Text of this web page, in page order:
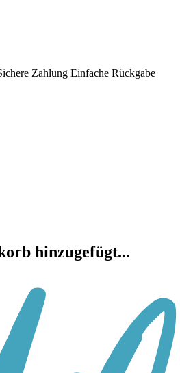
Zahlung Einfache Rückgabe
hinzugefügt...